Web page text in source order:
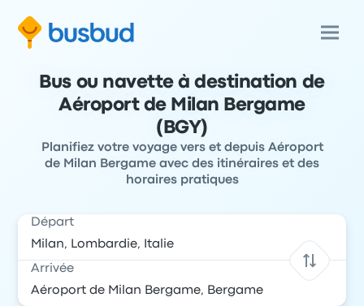
Bus ou navette à destination de
Aéroport de Milan Bergame
(BGY)
Planifiez votre voyage vers et depuis Aéroport
de Milan Bergame avec des itinéraires et des
horaires pratiques
Départ
Arrivée